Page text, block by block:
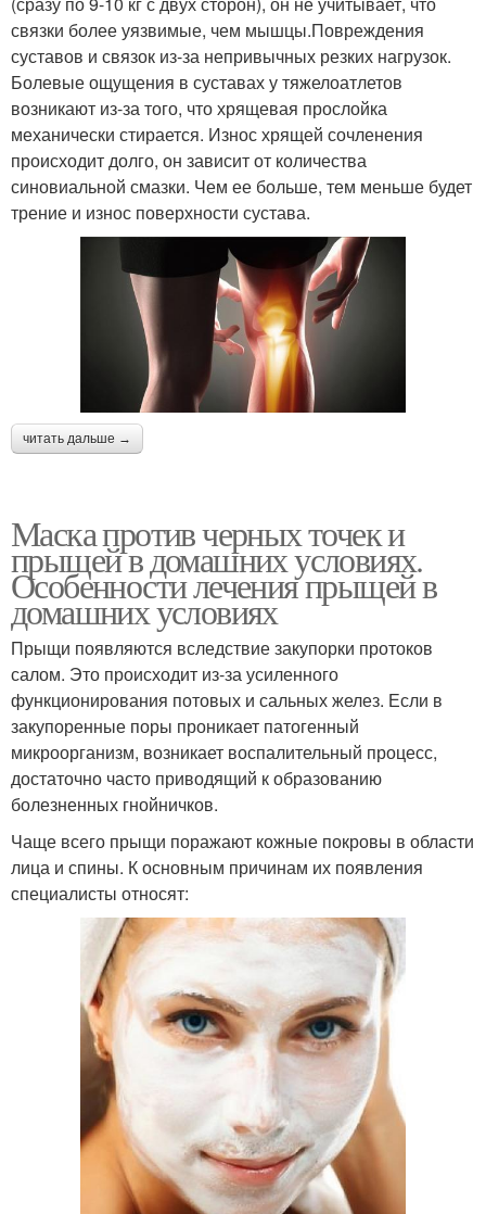
связки более уязвимые, чем мышцы.Повреждения
суставов и связок из-за непривычных резких нагрузок.
Болевые ощущения в суставах у тяжелоатлетов
возникают из-за того, что хрящевая прослойка
механически стирается. Износ хрящей сочленения
происходит долго, он зависит от количества
синовиальной смазки. Чем ее больше, тем меньше будет
трение и износ поверхности сустава.
читать дальше →
Маска против черных точек и
прыщей в домашних условиях.
Особенности лечения прыщей в
домашних условиях
Прыщи появляются вследствие закупорки протоков
салом. Это происходит из-за усиленного
функционирования потовых и сальных желез. Если в
закупоренные поры проникает патогенный
микроорганизм, возникает воспалительный процесс,
достаточно часто приводящий к образованию
болезненных гнойничков.
Чаще всего прыщи поражают кожные покровы в области
лица и спины. К основным причинам их появления
специалисты относят: